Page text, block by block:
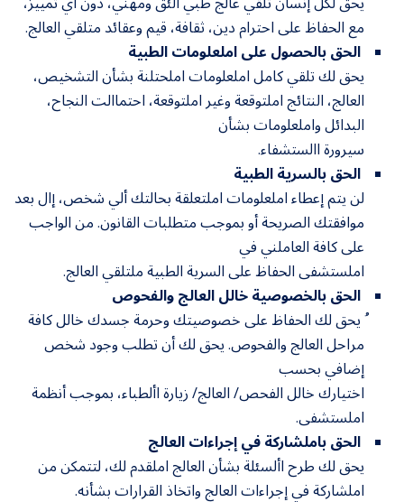
مع الحفاظ على احترام دين، ثقافة، قيم وعقائد متلقي العالج.
الحق بالحصول على املعلومات الطبية
يحق لك تلقي كامل املعلومات املحتلنة بشأن التشخيص،
العالج، النتائج املتوقعة وغير املتوقعة، احتماالت النجاح،
البدائل واملعلومات بشأن
سيرورة االستشفاء.
الحق بالسرية الطبية
لن يتم إعطاء املعلومات املتعلقة بحالتك ألي شخص، إال بعد
موافقتك الصريحة أو بموجب متطلبات القانون. من الواجب
على كافة العاملني في
املستشفى الحفاظ على السرية الطبية ملتلقي العالج.
الحق بالخصوصية خالل العالج والفحوص
ُ يحق لك الحفاظ على خصوصيتك وحرمة جسدك خالل كافة
مراحل العالج والفحوص. يحق لك أن تطلب وجود شخص
إضافي بحسب
اختيارك خالل الفحص/ العالج/ زيارة األطباء، بموجب أنظمة
املستشفى.
الحق باملشاركة في إجراءات العالج
يحق لك طرح األسئلة بشأن العالج املقدم لك، لتتمكن من
املشاركة في إجراءات العالج واتخاذ القرارات بشأنه.